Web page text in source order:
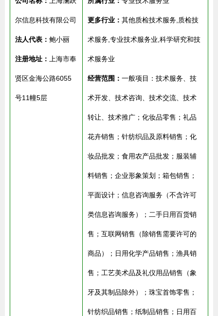
尔信息科技有限公司
法人代表： 鲍小丽
注册地址： 上海市奉
贤区金海公路6055
号11幢5层
更多行业： 其他质检技术服务,质检技
术服务,专业技术服务业,科学研究和技
术服务业
经营范围： 一般项目：技术服务、技
术开发、技术咨询、技术交流、技术
转让、技术推广；化妆品零售；礼品
花卉销售；针纺织品及原料销售；化
妆品批发；食用农产品批发；服装辅
料销售；企业形象策划；箱包销售；
平面设计；信息咨询服务（不含许可
类信息咨询服务）；二手日用百货销
售；互联网销售（除销售需要许可的
商品）；日用化学产品销售；渔具销
售；工艺美术品及礼仪用品销售（象
牙及其制品除外）；珠宝首饰零售；
针纺织品销售；纸制品销售；日用百